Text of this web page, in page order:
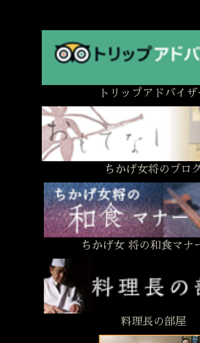
トリップアドバイザ
ちかげ女将のブログ
ちかげ女 将の和食マナ
料理長の部屋